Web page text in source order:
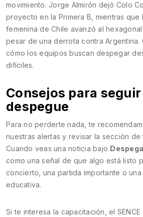
movimiento. Jorge Almirón dejó Colo
proyecto en la Primera B, mientras que
femenina de Chile avanzó al
pesar de una derrota contra Argentina.
cómo los equipos buscan despegar
difíciles.
Consejos para
despegue
Para no perderte nada, te
nuestras alertas y revisar la sección
Cuando veas una noticia bajo
como una señal de que algo está listo
concierto, una partida importante o
educativa.
Si te interesa la capacitación, el